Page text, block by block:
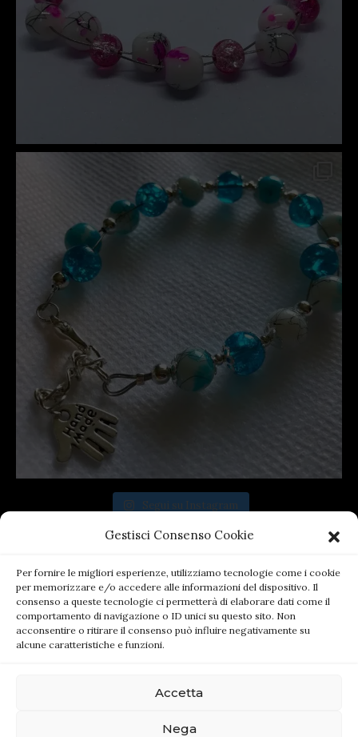
Gestisci Consenso Cookie
Per fornire le migliori esperienze, utilizziamo tecnologie come i cookie
per memorizzare e/o accedere alle informazioni del dispositivo. Il
consenso a queste tecnologie ci permetterà di elaborare dati come il
comportamento di navigazione o ID unici su questo sito. Non
acconsentire o ritirare il consenso può influire negativamente su
alcune caratteristiche e funzioni.
Accetta
Nega
Segui su Instagram
(c) 2021 by MyBijoux.it - All rights reserved. -